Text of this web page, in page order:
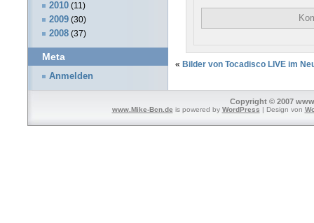
« Bilder von Tocadisco LIVE im
2010 (11)
2009 (30)
2008 (37)
Meta
Anmelden
Copyright © 2007
www.Mike-Bcn.de is powered by WordPress | Design von